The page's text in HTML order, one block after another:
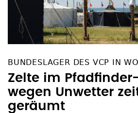
BUNDESLAGER DES VCP IN
Zelte im
wegen Unwetter
geräumt